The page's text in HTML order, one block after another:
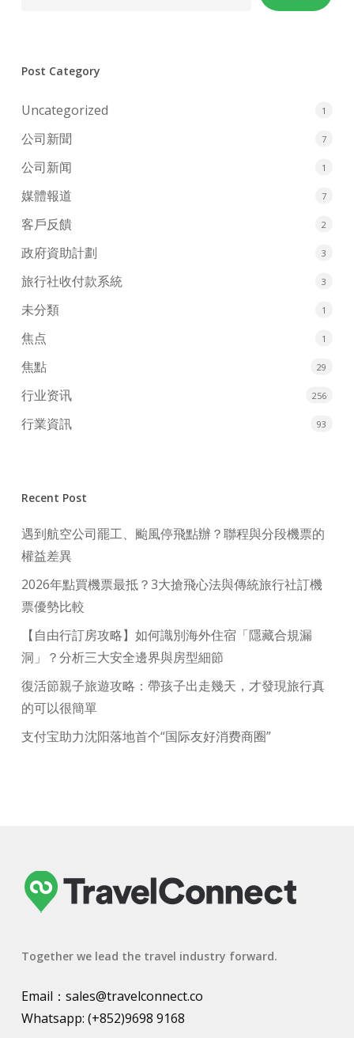
Post Category
Uncategorized 1
公司新聞 7
公司新闻 1
媒體報道 7
客戶反饋 2
政府資助計劃 3
旅行社收付款系統 3
未分類 1
焦点 1
焦點 29
行业资讯 256
行業資訊 93
Recent Post
遇到航空公司罷工、颱風停飛點辦？聯程與分段機票的
權益差異
2026年點買機票最抵？3大搶飛心法與傳統旅行社訂機
票優勢比較
【自由行訂房攻略】如何識別海外住宿「隱藏合規漏
洞」？分析三大安全邊界與房型細節
復活節親子旅遊攻略：帶孩子出走幾天，才發現旅行真
的可以很簡單
支付宝助力沈阳落地首个“国际友好消费商圈”
Together we lead the travel industry forward.
Email： sales@travelconnect.co
Whatsapp: (+852)9698 9168